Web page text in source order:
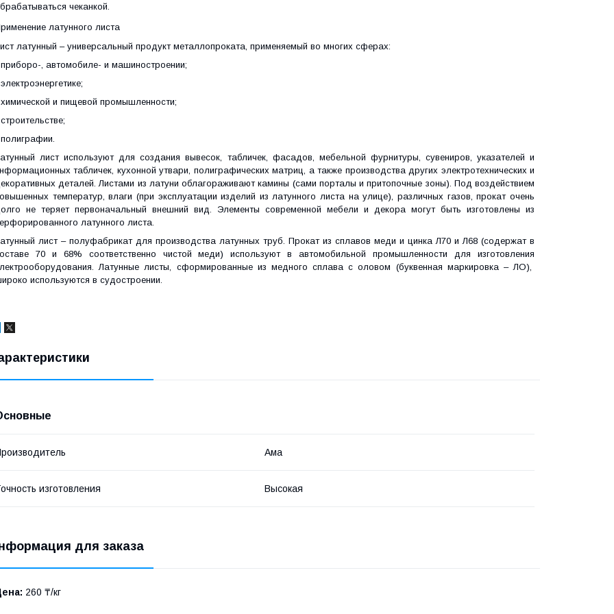
чеканкой.
латунного листа
латунный – универсальный продукт металлопроката, применяемый во многих сферах:
, автомобиле- и машиностроении;
и пищевой промышленности;
лист используют для создания вывесок, табличек, фасадов, мебельной фурнитуры, сувениров, указателей и
табличек, кухонной утвари, полиграфических матриц, а также производства других электротехнических и
деталей. Листами из латуни облагораживают камины (сами порталы и притопочные зоны). Под воздействием
температур, влаги (при эксплуатации изделий из латунного листа на улице), различных газов, прокат очень
не теряет первоначальный внешний вид. Элементы современной мебели и декора могут быть изготовлены из
латунного листа.
лист – полуфабрикат для производства латунных труб. Прокат из сплавов меди и цинка Л70 и Л68 (содержат в
70 и 68% соответственно чистой меди) используют в автомобильной промышленности для изготовления
Латунные листы, сформированные из медного сплава с оловом (буквенная маркировка – ЛО),
используются в судостроении.
Ама
изготовления Высокая
для заказа
260 ₸/кг